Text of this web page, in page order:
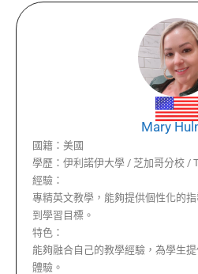
Mary
國籍： 美國
學歷： 伊利諾伊大學 / 芝加哥分校 /
經驗：
專精英文教學，能夠提供個性化的
到學習目標。
特色：
能夠融合自己的教學經驗，為學生
體驗。